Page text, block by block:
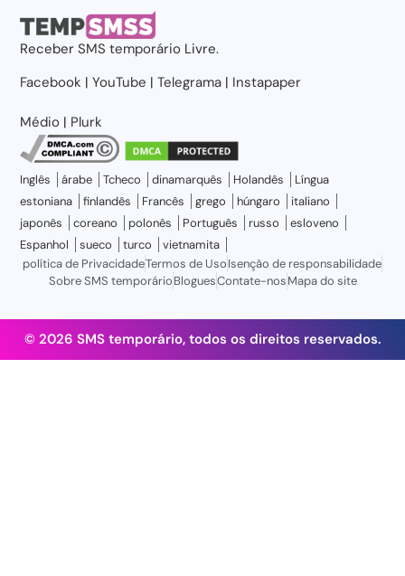
ReceberSMS temporário Livre.
Facebook |YouTube |Telegrama | Instapaper
Médio | Plurk
Inglês árabe Tcheco dinamarquês Holandês
Língua
estoniana
finlandês Francês grego húngaro
italiano
japonês
coreano polonês Português russo
esloveno
Espanhol
sueco turco
vietnamita
política de PrivacidadeTermos de UsoIsenção de responsabilidade
Sobre SMS temporárioBloguesContate-nosMapa do site
© 2026 SMS temporário, todos os direitos reservados.